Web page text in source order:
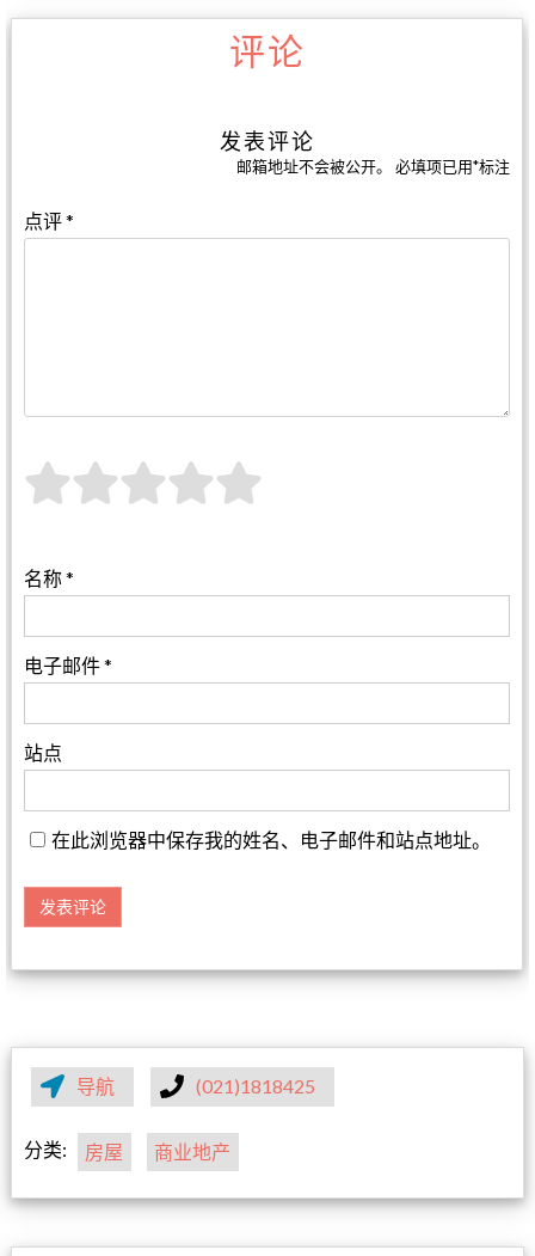
评论
发表评论
邮箱地址不会被公开。 必填项已用*标注
点评*
名称*
电子邮件*
站点
在此浏览器中保存我的姓名、电子邮件和站点地址。
导航 (021)1818425
分类: 房屋 商业地产